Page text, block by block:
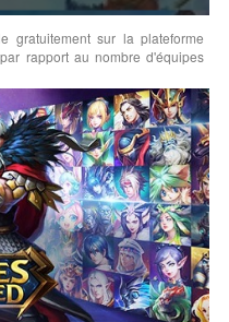
gratuitement sur la plateforme
rapport au nombre d'équipes